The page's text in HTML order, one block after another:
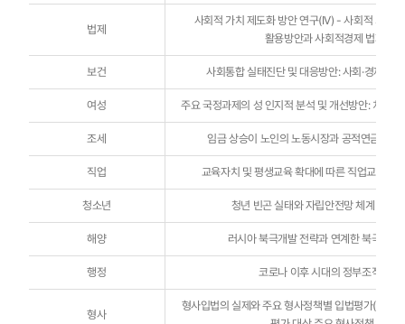
법제
사회적 가치 제도화 방안 연구(IV) - 사회적 가치
활용방안과 사회적경제 법제 분
보건 사회통합 실태진단 및 대응방안: 사회·경제적
여성 주요 국정과제의 성 인지적 분석 및 개선방안: 치매
조세 임금 상승이 노인의 노동시장과 공적연금 수령
직업 교육자치 및 평생교육 확대에 따른 직업교육 거
청소년 청년 빈곤 실태와 자립안전망 체계 구축
해양 러시아 북극개발 전략과 연계한 북극진출
행정 코로나 이후 시대의 정부조직 디자
형사
형사입법의 실제와 주요 형사정책별 입법평가(Ⅰ) -